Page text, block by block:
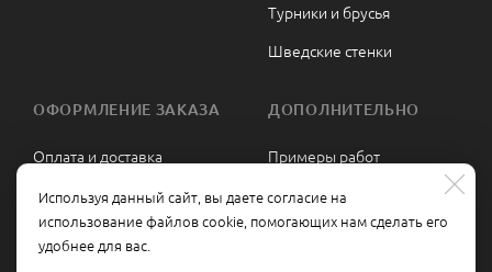
Используя данный сайт, вы даете согласие на
использование файлов cookie, помогающих нам сделать его
удобнее для вас.
Турники и брусья
Шведские стенки
ОФОРМЛЕНИЕ ЗАКАЗА
Оплата и доставка
Сборка и монтаж
Гарантии и возврат
ДОПОЛНИТЕЛЬНО
Примеры работ
Политика
конфиденциальности